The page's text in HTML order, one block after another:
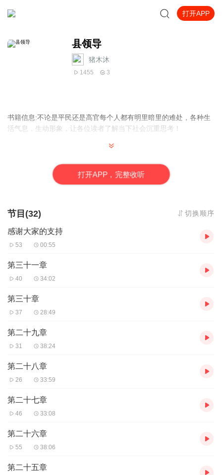
打开APP
县领导
猪木沐
1455 3
书籍信息:不论是平民还是高官每个人都有明里暗里的难处，各种生
活气息，生动形象，让各位读者了解当下社会沉重思考！
有人说:最难做的官恐怕就得算县官了，，而尤以贫困县的县官为
最！志存高远的滕柯文走马上任不久，就使国家级贫困县西府县面
主播介绍:我喜欢看书，听书，每当读书的时候脑海里就会有各种画
面，是自己感受到的画面，而非别人给你看到的，所以我加入了有
声书演播，希望我的声音可以带给你声临其境的感觉。
推荐人群:所以热爱生活的人
打开APP，完整收听
节目(32) 切换顺序
感谢大家的支持
53 00:55
第三十一章
40 34:02
第三十章
37 28:49
第二十九章
31 38:24
第二十八章
26 33:59
第二十七章
46 33:08
第二十六章
55 38:06
第二十五章